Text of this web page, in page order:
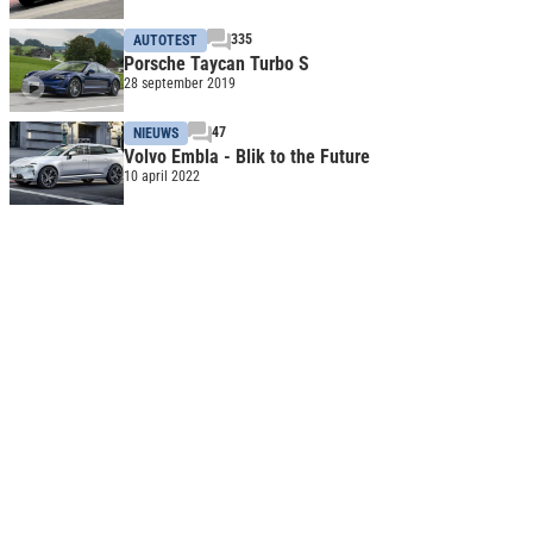
AUTOTEST 335
Porsche Taycan Turbo S
28 september 2019
NIEUWS 47
Volvo Embla - Blik to the Future
10 april 2022